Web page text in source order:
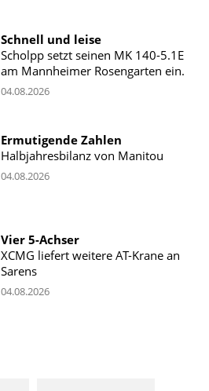
Schnell und leise
Scholpp setzt seinen MK 140-5.1E
am Mannheimer Rosengarten ein.
04.08.2026
Ermutigende Zahlen
Halbjahresbilanz von Manitou
04.08.2026
Vier 5-Achser
XCMG liefert weitere AT-Krane an
Sarens
04.08.2026